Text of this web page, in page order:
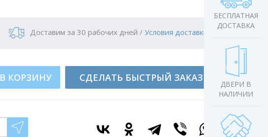
БЕСПЛАТНАЯ
ДОСТАВКА
ДВЕРИ В
НАЛИЧИИ
Доставим за 30 рабочих дней / Условия доставки
В КОРЗИНУ СДЕЛАТЬ БЫСТРЫЙ ЗАКАЗ